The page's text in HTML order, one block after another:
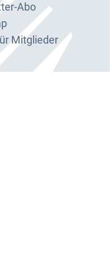
Abo
Mitglieder